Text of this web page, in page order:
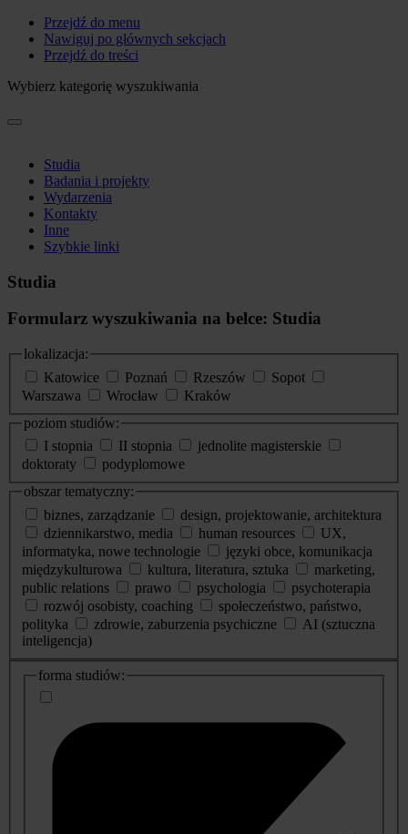
Przejdź do menu
Nawiguj po głównych sekcjach
Przejdź do treści
Wybierz kategorię wyszukiwania
Studia
Badania i projekty
Wydarzenia
Kontakty
Inne
Szybkie linki
Studia
Formularz wyszukiwania na belce: Studia
lokalizacja:
Katowice
Poznań Rzeszów
Sopot
Warszawa
Wrocław
Kraków
poziom studiów:
I stopnia
II stopnia
jednolite magisterskie
doktoraty
podyplomowe
obszar tematyczny:
biznes, zarządzanie
design, projektowanie, architektura
dziennikarstwo, media
human resources
UX,
informatyka, nowe technologie
języki obce, komunikacja
międzykulturowa
kultura, literatura, sztuka
marketing,
public relations
prawo psychologia
psychoterapia
rozwój osobisty, coaching
społeczeństwo, państwo,
polityka
zdrowie, zaburzenia psychiczne
AI (sztuczna
inteligencja)
dodatkowe
informacje
forma studiów: